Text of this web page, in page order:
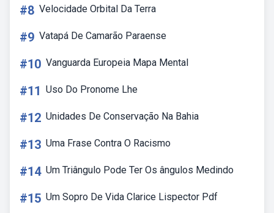
#8 Velocidade Orbital Da Terra
#9 Vatapá De Camarão Paraense
#10 Vanguarda Europeia Mapa Mental
#11 Uso Do Pronome Lhe
#12 Unidades De Conservação Na Bahia
#13 Uma Frase Contra O Racismo
#14 Um Triângulo Pode Ter Os ângulos Medindo
#15 Um Sopro De Vida Clarice Lispector Pdf